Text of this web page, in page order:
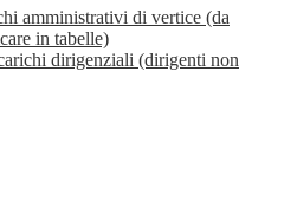
amministrativi di vertice (da
in tabelle)
dirigenziali (dirigenti non